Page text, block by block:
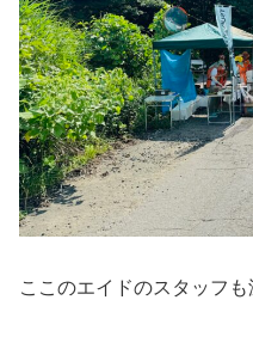
ここのエイドのスタッフも